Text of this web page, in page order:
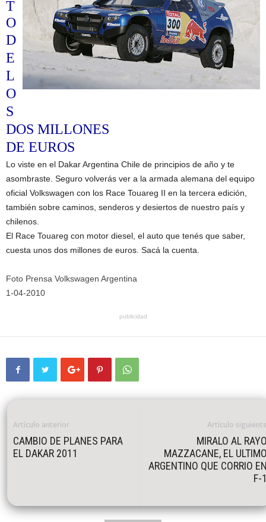
T
O
D
E
L
O
S
DOS MILLONES
DE EUROS
Lo viste en el Dakar Argentina Chile de principios de año y te
asombraste. Seguro volverás ver a la armada alemana del equipo
oficial Volkswagen con los Race Touareg II en la tercera edición,
también sobre caminos, senderos y desiertos de nuestro país y
chilenos.
El Race Touareg con motor diesel, el auto que tenés que saber,
cuesta unos dos millones de euros. Sacá la cuenta.
Foto Prensa Volkswagen Argentina
1-04-2010
publicidad
Artículo anterior
CAMBIO DE PLANES PARA
EL DAKAR 2011
Artículo
MIRALO AL
MAZZACANE, EL
ARGENTINO QUE CORRIO
F-